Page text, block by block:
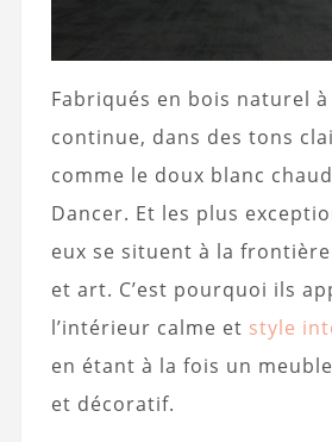
Fabriqués en bois naturel
continue, dans des tons
comme le doux blanc
Dancer. Et les plus
eux se situent à la
et art. C’est pourquoi ils
l’intérieur calme et style
en étant à la fois un
et décoratif.